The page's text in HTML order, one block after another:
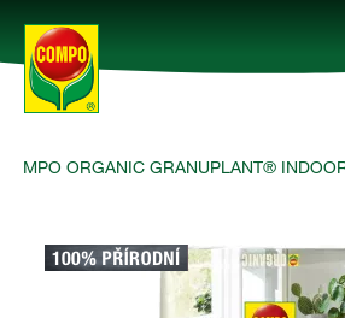
Produkty
Rady a tipy
ORGANIC GRANUPLANT®